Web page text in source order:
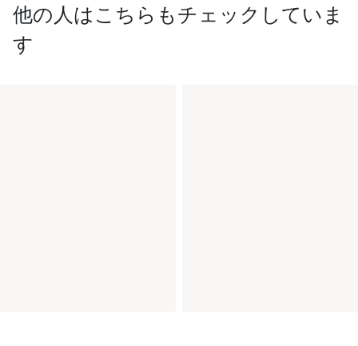
他の人はこちらもチェックしていま
す